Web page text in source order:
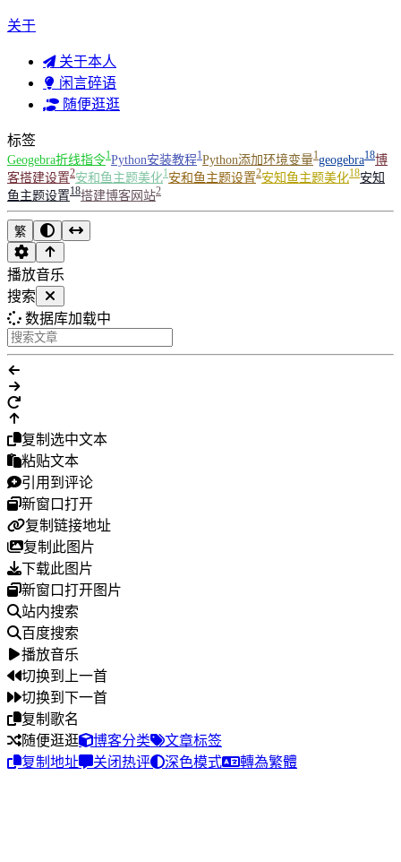
关于
关于本人
闲言碎语
随便逛逛
标签
Geogebra折线指令1Python安装教程1Python添加环境变量1geogebra18博
客搭建设置2安和鱼主题美化1安和鱼主题设置2安知鱼主题美化18安知
鱼主题设置18搭建博客网站2
繁
播放音乐
搜索
数据库加载中
复制选中文本
粘贴文本
引用到评论
新窗口打开
复制链接地址
复制此图片
下载此图片
新窗口打开图片
站内搜索
百度搜索
播放音乐
切换到上一首
切换到下一首
复制歌名
随便逛逛
博客分类
文章标签
复制地址
关闭热评 深色模式 轉為繁體